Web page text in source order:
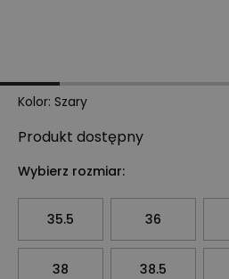
Kolor: Szary
Produkt dostępny
Wybierz rozmiar:
35.5 36
38 38.5